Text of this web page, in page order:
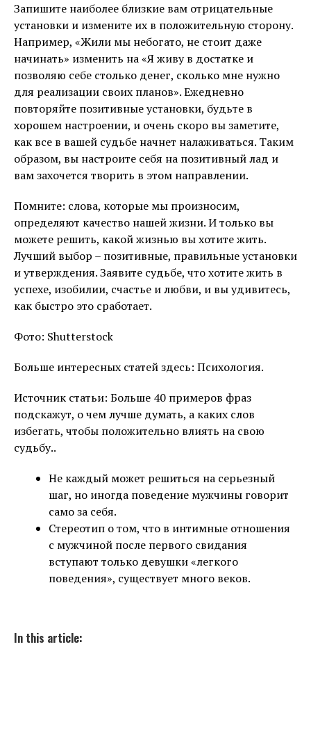
Запишите наиболее близкие вам отрицательные
установки и измените их в положительную сторону.
Например, «Жили мы небогато, не стоит даже
начинать» изменить на «Я живу в достатке и
позволяю себе столько денег, сколько мне нужно
для реализации своих планов». Ежедневно
повторяйте позитивные установки, будьте в
хорошем настроении, и очень скоро вы заметите,
как все в вашей судьбе начнет налаживаться. Таким
образом, вы настроите себя на позитивный лад и
вам захочется творить в этом направлении.
Помните: слова, которые мы произносим, ​​
определяют качество нашей жизни. И только вы
можете решить, какой жизнью вы хотите жить.
Лучший выбор – позитивные, правильные установки
и утверждения. Заявите судьбе, что хотите жить в
успехе, изобилии, счастье и любви, и вы удивитесь,
как быстро это сработает.
Фото: Shutterstock
Больше интересных статей здесь: Психология.
Источник статьи: Больше 40 примеров фраз
подскажут, о чем лучше думать, а каких слов
избегать, чтобы положительно влиять на свою
судьбу..
Не каждый может решиться на серьезный
шаг, но иногда поведение мужчины говорит
само за себя.
Стереотип о том, что в интимные отношения
с мужчиной после первого свидания
вступают только девушки «легкого
поведения», существует много веков.
In this article: